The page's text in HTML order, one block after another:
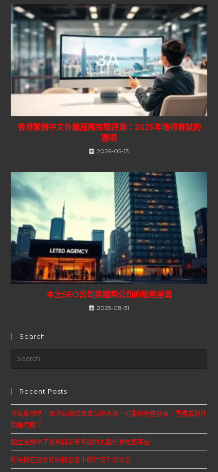
香港繁體中文外鏈服務完整評測：2025年值得嘗試的
選項
2026-05-13
本土SEO公司與國際公司的服務差異
2025-08-31
Search
Recent Posts
冷氣維修時，如冷氣機結霜或出現冰塊，可能與哪些通風、雪種或機件
問題有關？
開立合規電子發票與消費明細的美國代購推薦平台
呼吸機在睡眠呼吸機患者中的社交生活改善